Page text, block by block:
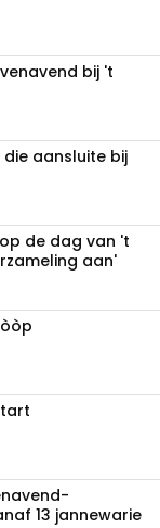
bij 't
aansluite bij
de dag van 't
aan'
13 jannewarie